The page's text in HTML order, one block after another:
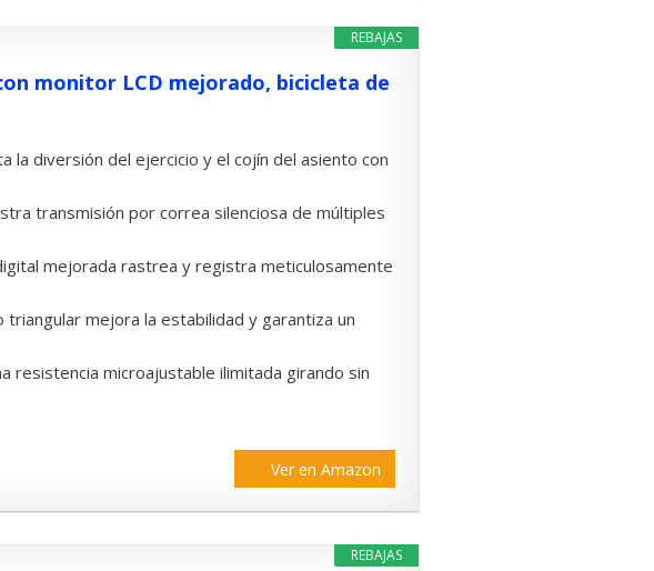
REBAJAS
monitor LCD mejorado, bicicleta de
la diversión del ejercicio y el cojín del asiento con
transmisión por correa silenciosa de múltiples
mejorada rastrea y registra meticulosamente
mejora la estabilidad y garantiza un
resistencia microajustable ilimitada girando sin
Ver en Amazon
REBAJAS